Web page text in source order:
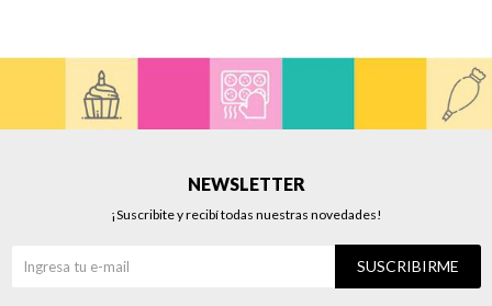
NEWSLETTER
¡Suscribite y recibí todas nuestras novedades!
SUSCRIBIRME